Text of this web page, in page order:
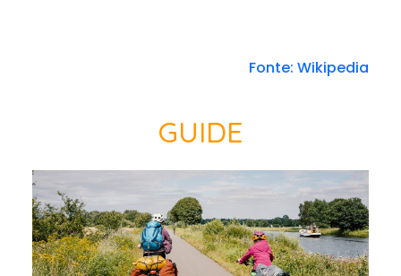
Fonte: Wikipedia
GUIDE